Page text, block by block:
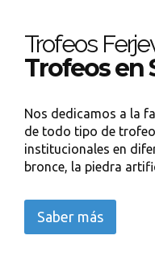
Trofeos
Trofeos en
Nos dedicamos a la
de todo tipo de
institucionales en
bronce, la piedra
Saber más